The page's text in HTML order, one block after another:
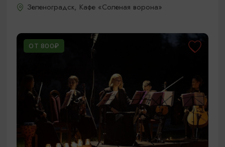
Зеленоградск, Кафе «Соленая ворона»
ОТ 800₽